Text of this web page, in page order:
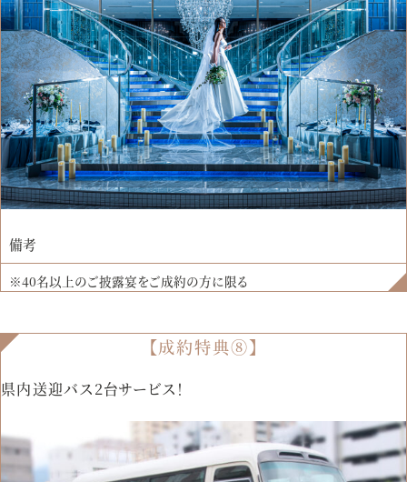
備考
※40名以上のご披露宴をご成約の方に限る
【成約特典⑧】
県内送迎バス2台サービス！